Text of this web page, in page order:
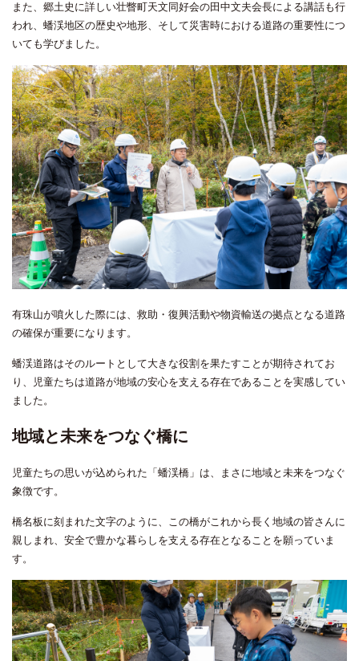
また、郷土史に詳しい壮瞥町天文同好会の田中文夫会長による講話も行
われ、蟠渓地区の歴史や地形、そして災害時における道路の重要性につ
いても学びました。
有珠山が噴火した際には、救助・復興活動や物資輸送の拠点となる道路
の確保が重要になります。
蟠渓道路はそのルートとして大きな役割を果たすことが期待されてお
り、児童たちは道路が地域の安心を支える存在であることを実感してい
ました。
地域と未来をつなぐ橋に
児童たちの思いが込められた「蟠渓橋」は、まさに地域と未来をつなぐ
象徴です。
橋名板に刻まれた文字のように、この橋がこれから長く地域の皆さんに
親しまれ、安全で豊かな暮らしを支える存在となることを願っていま
す。